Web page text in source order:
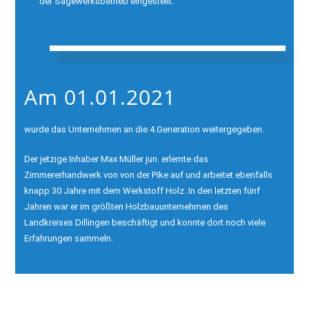
Am 01.01.2021
wurde das Unternehmen an die 4.Generation weitergegeben.
Der jetzige Inhaber Max Müller jun. erlernte das
Zimmererhandwerk von von der Pike auf und arbeitet ebenfalls
knapp 30 Jahre mit dem Werkstoff Holz. In den letzten fünf
Jahren war er im größten Holzbauunternehmen des
Landkreises Dillingen beschäftigt und konnte dort noch viele
Erfahrungen sammeln.